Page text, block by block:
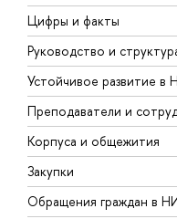
Цифры и факты
Руководство и
Устойчивое развитие
Преподаватели и
Корпуса и общежития
Закупки
Обращения граждан в